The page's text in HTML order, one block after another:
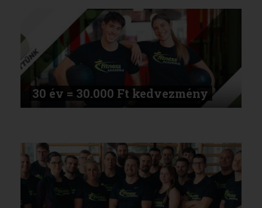
30 év = 30.000 Ft kedvezmény